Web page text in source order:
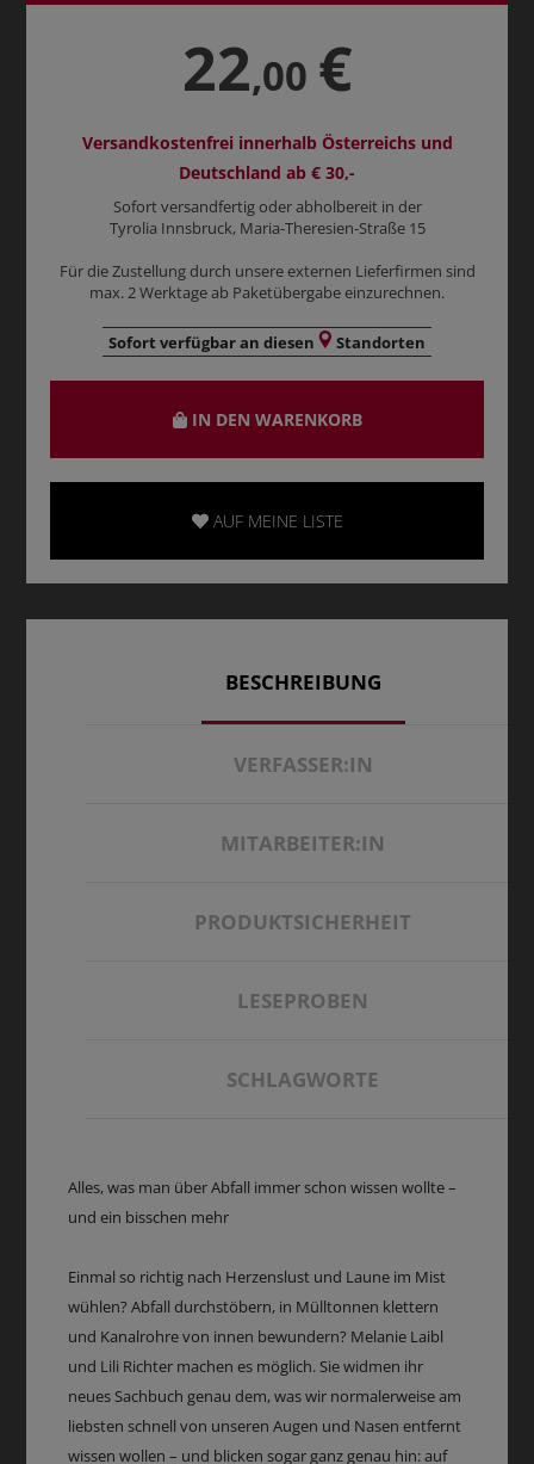
22,00 €
Versandkostenfrei innerhalb Österreichs und
Deutschland ab € 30,-
Sofort versandfertig oder abholbereit in der
Tyrolia Innsbruck, Maria-Theresien-Straße 15
Für die Zustellung durch unsere externen Lieferfirmen sind
max. 2 Werktage ab Paketübergabe einzurechnen.
Sofort verfügbar an diesen Standorten
IN DEN WARENKORB
AUF MEINE LISTE
BESCHREIBUNG
VERFASSER:IN
MITARBEITER:IN
PRODUKTSICHERHEIT
LESEPROBEN
SCHLAGWORTE
Alles, was man über Abfall immer schon wissen wollte –
und ein bisschen mehr
Einmal so richtig nach Herzenslust und Laune im Mist
wühlen? Abfall durchstöbern, in Mülltonnen klettern
und Kanalrohre von innen bewundern? Melanie Laibl
und Lili Richter machen es möglich. Sie widmen ihr
neues Sachbuch genau dem, was wir normalerweise am
liebsten schnell von unseren Augen und Nasen entfernt
wissen wollen – und blicken sogar ganz genau hin: auf